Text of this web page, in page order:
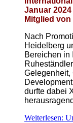
Januar
Mitglied von
Nach
Heidelberg
Bereichen in
Gelegenheit,
durfte dabei
Weiterlesen: